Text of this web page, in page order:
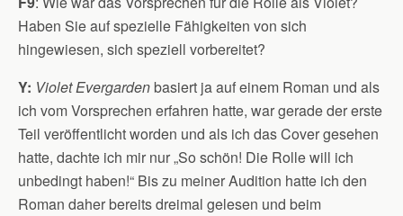
Haben Sie auf spezielle Fähigkeiten von sich
hingewiesen, sich speziell vorbereitet?
Y: Violet Evergardenbasiert ja auf einem Roman und als
ich vom Vorsprechen erfahren hatte, war gerade der erste
Teil veröffentlicht worden und als ich das Cover gesehen
hatte, dachte ich mir nur „So schön! Die Rolle will ich
unbedingt haben!“ Bis zu meiner Audition hatte ich den
Roman daher bereits dreimal gelesen und beim